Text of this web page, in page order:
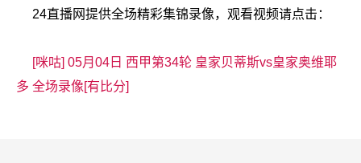
24直播网提供全场精彩集锦录像，观看视频请点击：
[咪咕] 05月04日 西甲第34轮 皇家贝蒂斯vs皇家奥维耶
多 全场录像[有比分]